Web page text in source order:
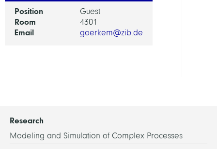
Position Guest
Room 4301
Email goerkem@zib.de
Research
Modeling and Simulation of Complex Processes